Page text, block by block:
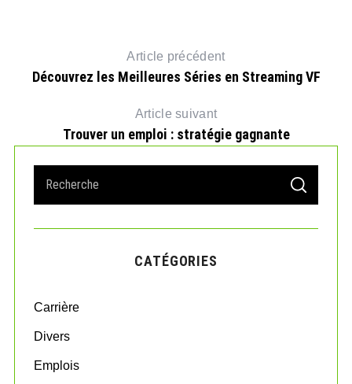
Article précédent
Découvrez les Meilleures Séries en Streaming VF
Article suivant
Trouver un emploi : stratégie gagnante
a
r
o
:
S
A
C
CATÉGORIES
Carrière
Divers
Emplois